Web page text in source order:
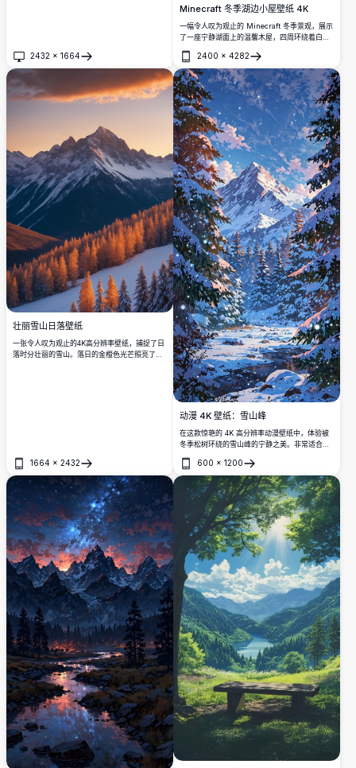
2432 × 1664
打开
Minecraft 冬季湖边小屋壁纸 4K
一幅令人叹为观止的 Minecraft 冬季景观，展示
了一座宁静湖面上的温馨木屋，四周环绕着白雪
分辨率呈现。
2400 × 4282
打开
壮丽雪山日落壁纸
一张令人叹为观止的4K高分辨率壁纸，捕捉了日
落时分壮丽的雪山。落日的金橙色光芒照亮了崎
1664 × 2432
打开
动漫 4K 壁纸：雪山峰
在这款惊艳的 4K 高分辨率动漫壁纸中，体验被
冬季松树环绕的雪山峰的宁静之美。非常适合那
一起的人。
600 × 1200
打开